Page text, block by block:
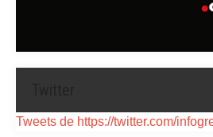
Tweets de https://twitter.com/